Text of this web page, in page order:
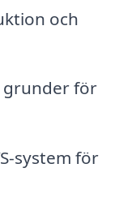
och
grunder för
system för